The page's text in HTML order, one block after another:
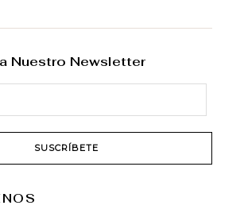
Nuestro Newsletter
SUSCRÍBETE